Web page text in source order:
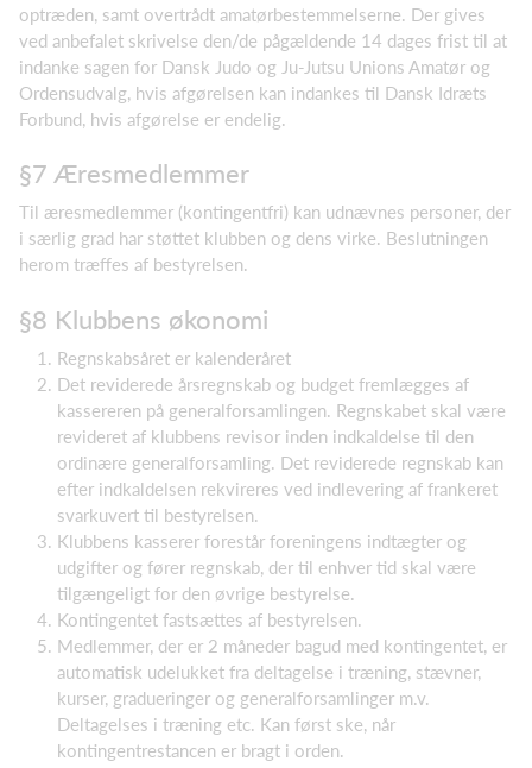
optræden, samt overtrådt amatørbestemmelserne. Der gives
ved anbefalet skrivelse den/de pågældende 14 dages frist til at
indanke sagen for Dansk Judo og Ju-Jutsu Unions Amatør og
Ordensudvalg, hvis afgørelsen kan indankes til Dansk Idræts
Forbund, hvis afgørelse er endelig.
§7 Æresmedlemmer
Til æresmedlemmer (kontingentfri) kan udnævnes personer, der
i særlig grad har støttet klubben og dens virke. Beslutningen
herom træffes af bestyrelsen.
§8 Klubbens økonomi
Regnskabsåret er kalenderåret
Det reviderede årsregnskab og budget fremlægges af
kassereren på generalforsamlingen. Regnskabet skal være
revideret af klubbens revisor inden indkaldelse til den
ordinære generalforsamling. Det reviderede regnskab kan
efter indkaldelsen rekvireres ved indlevering af frankeret
svarkuvert til bestyrelsen.
Klubbens kasserer forestår foreningens indtægter og
udgifter og fører regnskab, der til enhver tid skal være
tilgængeligt for den øvrige bestyrelse.
Kontingentet fastsættes af bestyrelsen.
Medlemmer, der er 2 måneder bagud med kontingentet, er
automatisk udelukket fra deltagelse i træning, stævner,
kurser, gradueringer og generalforsamlinger m.v.
Deltagelses i træning etc. Kan først ske, når
kontingentrestancen er bragt i orden.